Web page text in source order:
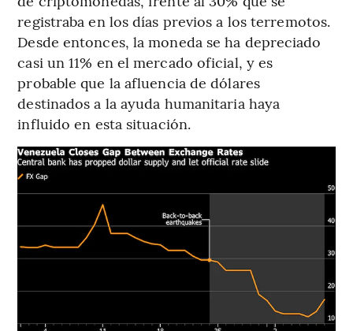
registraba en los días previos a los terremotos.
Desde entonces, la moneda se ha depreciado
casi un 11% en el mercado oficial, y es
probable que la afluencia de dólares
destinados a la ayuda humanitaria haya
influido en esta situación.